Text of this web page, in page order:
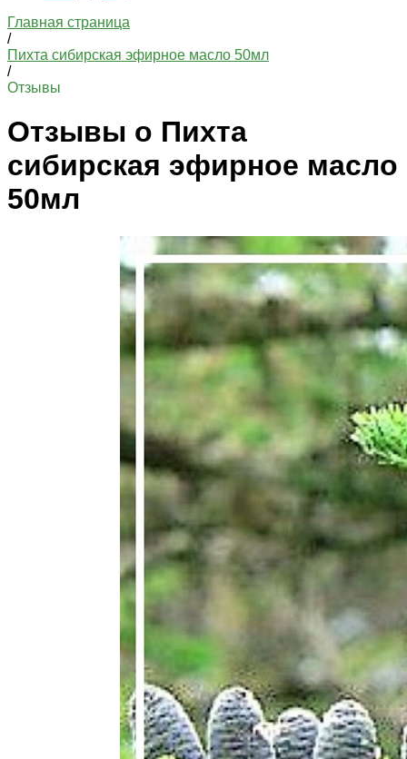
Главная страница
/
Пихта сибирская эфирное масло 50мл
/
Отзывы
Отзывы о Пихта
сибирская эфирное масло
50мл